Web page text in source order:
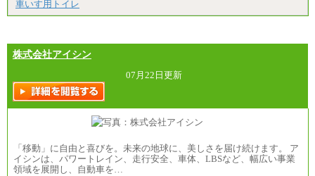
車いす用トイレ
株式会社アイシン
07月22日更新
「移動」に自由と喜びを。未来の地球に、美しさを届け続けます。 ア
イシンは、パワートレイン、走行安全、車体、LBSなど、幅広い事業
領域を展開し、自動車を…